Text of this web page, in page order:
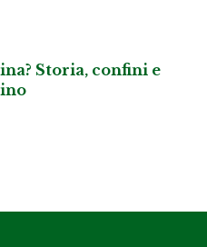
Storia, confini e